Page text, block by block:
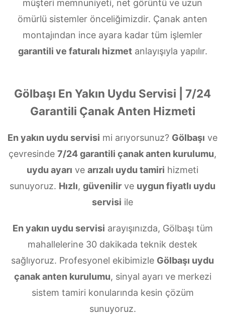
müşteri memnuniyeti, net görüntü ve uzun
ömürlü sistemler önceliğimizdir. Çanak anten
montajından ince ayara kadar tüm işlemler
garantili ve faturalı hizmetanlayışıyla yapılır.
Gölbaşı En Yakın Uydu Servisi | 7/24
Garantili Çanak Anten Hizmeti
En yakın uydu servisi mi arıyorsunuz? Gölbaşı ve
çevresinde 7/24 garantili çanak anten kurulumu,
uydu ayarı ve arızalı uydu tamiri hizmeti
sunuyoruz. Hızlı, güvenilir ve uygun fiyatlı uydu
servisi ile
En yakın uydu servisi arayışınızda, Gölbaşı tüm
mahallelerine 30 dakikada teknik destek
sağlıyoruz. Profesyonel ekibimizle Gölbaşı uydu
çanak anten kurulumu, sinyal ayarı ve merkezi
sistem tamiri konularında kesin çözüm
sunuyoruz.